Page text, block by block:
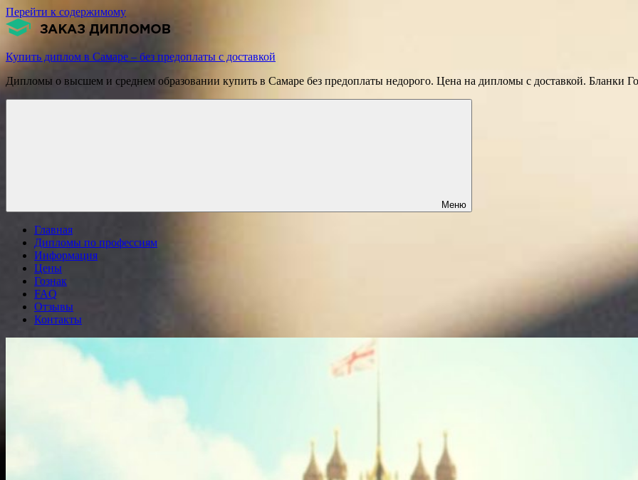
Перейти к содержимому
Купить диплом в Самаре – без предоплаты с доставкой
Дипломы о высшем и среднем образовании купить в Самаре без предоплаты недорого. Цена на дипломы с доставкой. Бланки
Меню
Главная
Дипломы по профессиям
Информация
Цены
Гознак
FAQ
Отзывы
Контакты